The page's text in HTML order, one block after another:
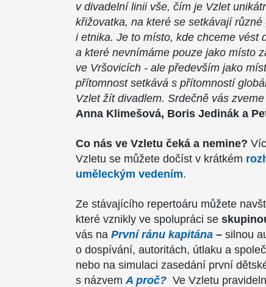
v divadelní linii vše, čím je Vzlet
křižovatka, na které se setkávají
i etnika. Je to místo, kde chceme vést
a které nevnímáme pouze jako místo
ve Vršovicích - ale především jako
přítomnost setkává s přítomností
Vzlet žít divadlem. Srdečně vás
Anna Klimešová, Boris Jedinák a
Co nás ve Vzletu čeká a nemine?
Vzletu se můžete dočíst v krátkém
uměleckým vedením.
Ze stávajícího repertoáru můžete
které vznikly ve spolupráci se
vás na První ránu kapitána – silnou
o dospívání, autoritách, útlaku a
nebo na simulaci zasedání první
s názvemA proč? Ve Vzletu